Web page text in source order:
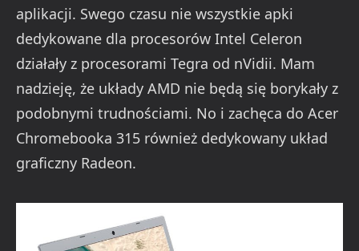
aplikacji. Swego czasu nie wszystkie apki
dedykowane dla procesorów Intel Celeron
działały z procesorami Tegra od nVidii. Mam
nadzieję, że układy AMD nie będą się borykały z
podobnymi trudnościami. No i zachęca do Acer
Chromebooka 315 również dedykowany układ
graficzny Radeon.